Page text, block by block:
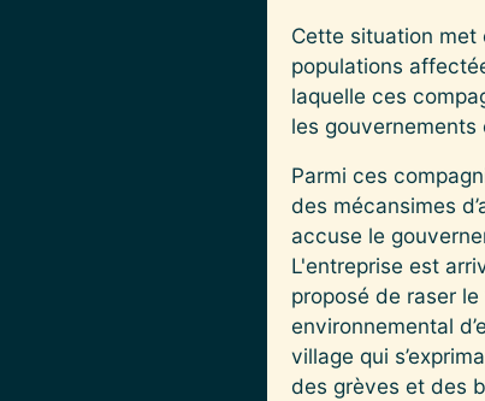
Cette situation met
populations
laquelle ces
les
Parmi ces
des mécansimes
accuse le
L'entreprise est
proposé de raser
environnemental
village qui
des grèves et des